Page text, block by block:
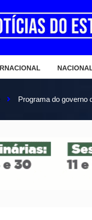
Programa do governo